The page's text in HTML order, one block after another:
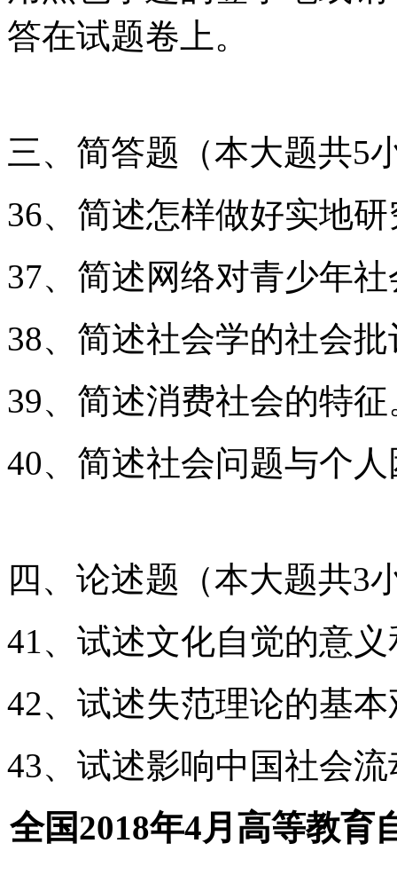
答在试题卷上。
三、简答题（本大题共5
36、简述怎样做好实地
37、简述网络对青少年
38、简述社会学的社会
39、简述消费社会的特征
40、简述社会问题与个
四、论述题（本大题共3
41、试述文化自觉的意
42、试述失范理论的基
43、试述影响中国社会
全国2018年4月高等教育